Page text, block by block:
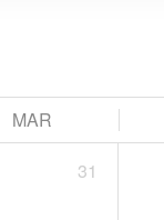
MAR
31